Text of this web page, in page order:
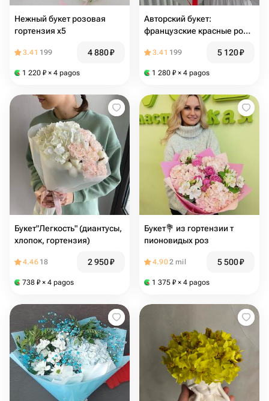
Нежный букет розовая
гортензия х5
3.41 199 4 880₽
1 220 ₽ × 4 pagos
Авторский букет:
французские красные розы
гортензия, эвкалипт 🌿
3.41 199 5 120₽
1 280 ₽ × 4 pagos
Букет"Легкость" (диантусы,
хлопок, гортензия)
4.46 18 2 950₽
738 ₽ × 4 pagos
Букет💐 из гортензии т
пионовидых роз
4.902 mil 5 500₽
1 375 ₽ × 4 pagos